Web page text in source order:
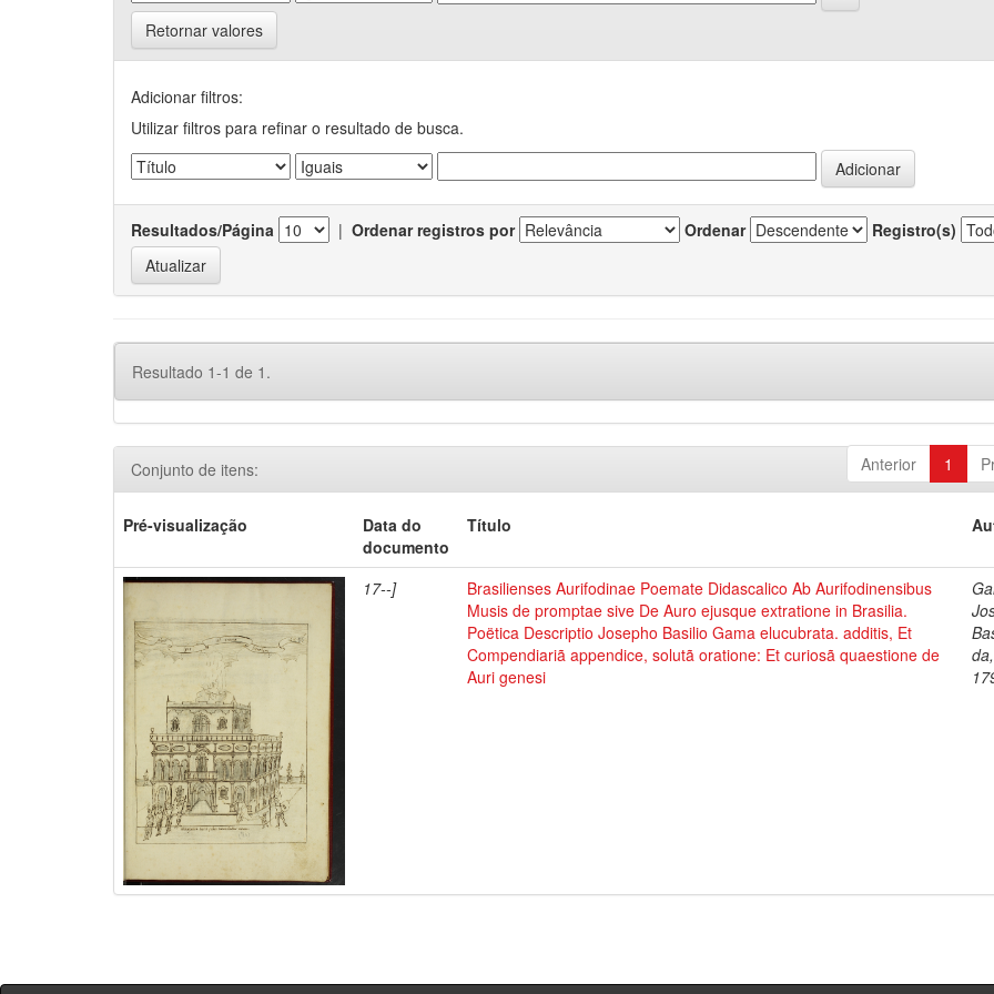
Retornar valores
Adicionar filtros:
Utilizar filtros para refinar o resultado de busca.
Resultados/Página | Ordenar registros por Ordenar Registro(s)
Resultado 1-1 de 1.
Anterior 1
Conjunto de itens:
Pré-visualização
Data do
documento
Título
17--]
Brasilienses Aurifodinae Poemate Didascalico Ab Aurifodinensibus
Musis de promptae sive De Auro ejusque extratione in Brasilia.
Poëtica Descriptio Josepho Basilio Gama elucubrata. additis, Et
Compendiariã appendice, solutã oratione: Et curiosã quaestione de
Auri genesi